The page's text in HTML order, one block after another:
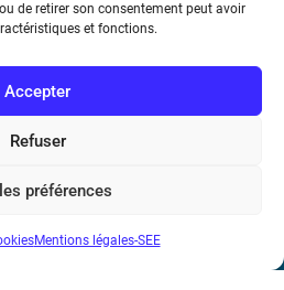
de retirer son consentement peut avoir
et fonctions.
Accepter
Refuser
préférences
Mentions légales-SEE
75116 Paris